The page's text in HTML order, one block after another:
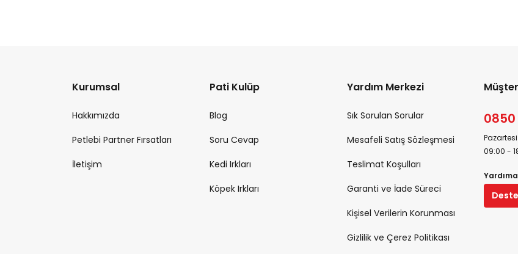
Kurumsal
Hakkımızda
Petlebi Partner Fırsatları
İletişim
Pati Kulüp
Blog
Soru Cevap
Kedi Irkları
Köpek Irkları
Yardım Merkezi
Sık Sorulan Sorular
Mesafeli Satış Sözleşmesi
Teslimat Koşulları
Garanti ve İade Süreci
Kişisel Verilerin Korunması
Gizlilik ve Çerez Politikası
0850
09:00 -